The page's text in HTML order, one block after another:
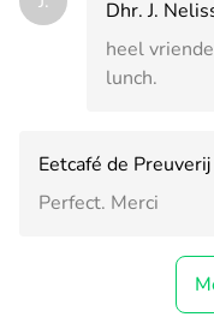
Dhr. J.
heel
lunch.
Eetcafé de Preuverij
Perfect. Merci